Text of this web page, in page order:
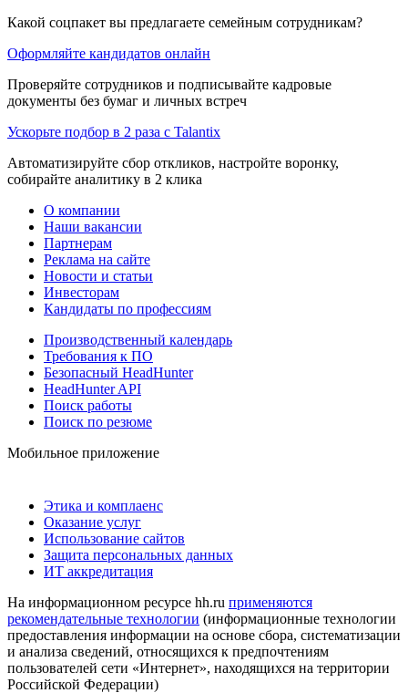
Какой соцпакет вы предлагаете семейным сотрудникам?
Оформляйте кандидатов онлайн
Проверяйте сотрудников и подписывайте кадровые
документы без бумаг и личных встреч
Ускорьте подбор в 2 раза с Talantix
Автоматизируйте сбор откликов, настройте воронку,
собирайте аналитику в 2 клика
О компании
Наши вакансии
Партнерам
Реклама на сайте
Новости и статьи
Инвесторам
Кандидаты по профессиям
Производственный календарь
Требования к ПО
Безопасный HeadHunter
HeadHunter API
Поиск работы
Поиск по резюме
Мобильное приложение
Этика и комплаенс
Оказание услуг
Использование сайтов
Защита персональных данных
ИТ аккредитация
На информационном ресурсе hh.ru применяются
рекомендательные технологии (информационные технологии
предоставления информации на основе сбора, систематизации
и анализа сведений, относящихся к предпочтениям
пользователей сети «Интернет», находящихся на территории
Российской Федерации)